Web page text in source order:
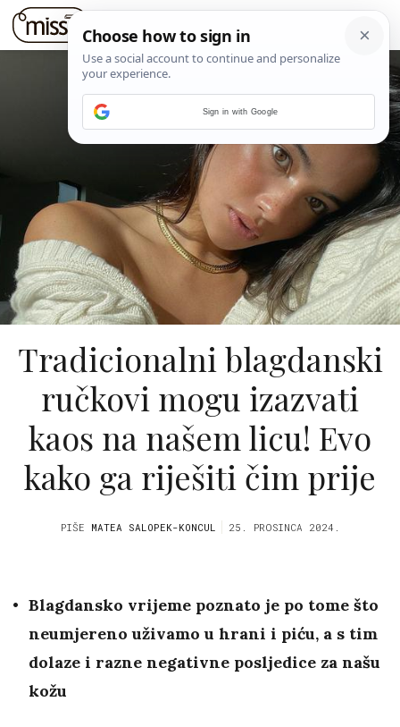
Tradicionalni blagdanski
ručkovi mogu izazvati
kaos na našem licu! Evo
kako ga riješiti čim prije
PIŠE MATEA SALOPEK-KONCUL 25. PROSINCA 2024.
Blagdansko vrijeme poznato je po tome što
neumjereno uživamo u hrani i piću, a s tim
dolaze i razne negativne posljedice za našu
kožu
Sign in with Google